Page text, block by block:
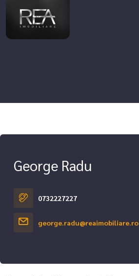
George Radu
0732227227
george.radu@reaimobiliare.ro